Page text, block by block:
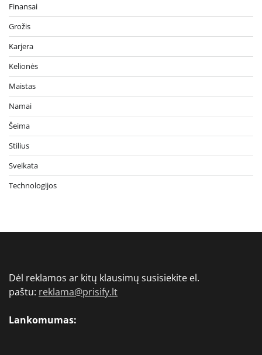
Finansai
Grožis
Karjera
Kelionės
Maistas
Namai
Šeima
Stilius
Sveikata
Technologijos
Dėl reklamos ar kitų klausimų susisiekite el.
paštu: reklama@prisify.lt
Lankomumas: